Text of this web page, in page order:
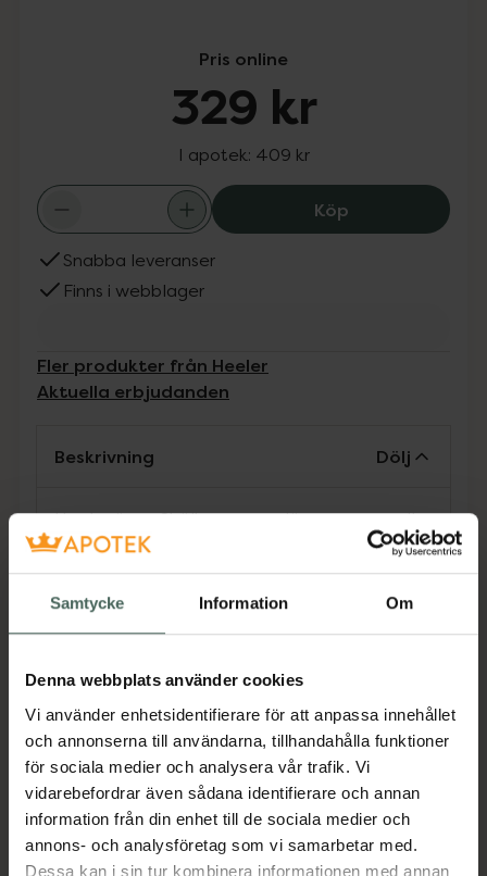
Samtycke Information Om
Denna webbplats använder cookies
Vi använder enhetsidentifierare för att anpassa innehållet
och annonserna till användarna, tillhandahålla funktioner
för sociala medier och analysera vår trafik. Vi
vidarebefordrar även sådana identifierare och annan
information från din enhet till de sociala medier och
annons- och analysföretag som vi samarbetar med.
Dessa kan i sin tur kombinera informationen med annan
Pris online
329 kr
I apotek: 409 kr
KöpHeeler
Snabba leveranser
Finns i webblager
Fler produkter från Heeler
Aktuella erbjudanden
Beskrivning Dölj
Heeler är en ?hälkopp som dämpar generell
hälsmärta hos barn samt dämpar hälsmärta
vid hälsporre och hälinflammation hos vuxna.
Hälkoppen kan användas både för behandling
bekvämare och enklare. Hälkoppen Heeler är
Dr. Lennart Sandberg. Den bygger på lång och
ingående medicinsk erfarenhet. Produkten är
medicinskt optimalt utformad med en hög
användarvänlighet och kvalitet.
Jämförpris 409 kr/st